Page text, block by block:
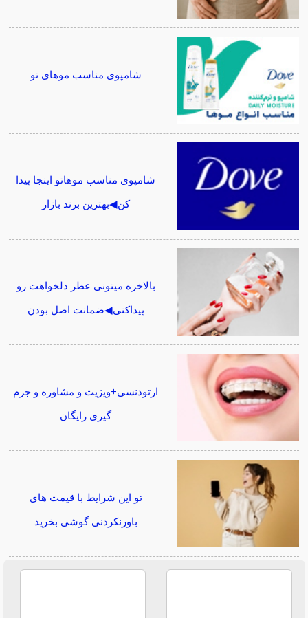
شامپوی مناسب موهای تو
شامپوی مناسب موهاتو اینجا پیدا
کن◀بهترین برند بازار
بالاخره میتونی عطر دلخواهت رو
پیداکنی◀ضمانت اصل بودن
ارتودنسی+ویزیت و مشاوره و جرم
گیری رایگان
تو این شرایط با قیمت های
باورنکردنی گوشی بخرید